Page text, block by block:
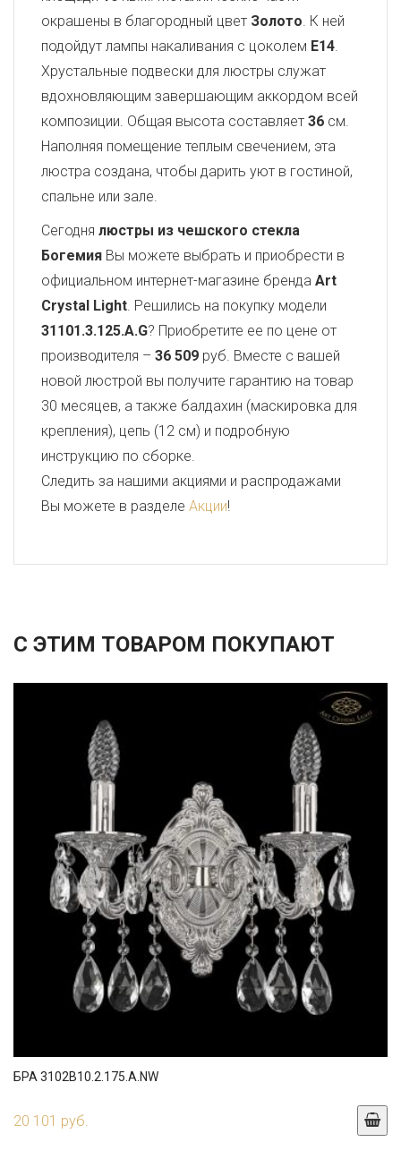
окрашены в благородный цвет Золото. К ней
подойдут лампы накаливания с цоколем E14.
Хрустальные подвески для люстры служат
вдохновляющим завершающим аккордом всей
композиции. Общая высота составляет 36 см.
Наполняя помещение теплым свечением, эта
люстра создана, чтобы дарить уют в гостиной,
спальне или зале.
Сегодня люстры из чешского стекла
Богемия Вы можете выбрать и приобрести в
официальном интернет-магазине бренда Art
Crystal Light. Решились на покупку модели
31101.3.125.A.G? Приобретите ее по цене от
производителя – 36 509 руб. Вместе с вашей
новой люстрой вы получите гарантию на товар
30 месяцев, а также балдахин (маскировка для
крепления), цепь (12 см) и подробную
инструкцию по сборке.
Следить за нашими акциями и распродажами
Вы можете в разделе Акции!
С ЭТИМ ТОВАРОМ ПОКУПАЮТ
БРА 3102B10.2.175.A.NW
20 101 руб.